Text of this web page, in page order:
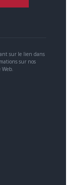
sur le lien dans
sur nos